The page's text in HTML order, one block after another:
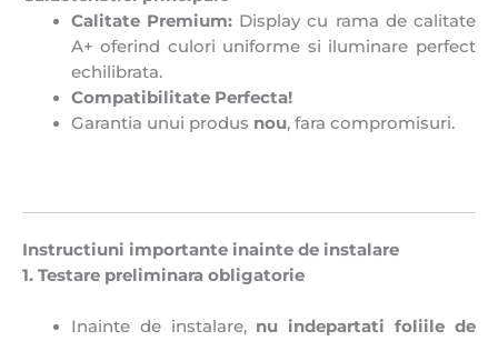
Calitate Premium:Display cu rama de calitate
A+ oferind culori uniforme si iluminare perfect
echilibrata.
Compatibilitate Perfecta!
Garantia unui produs nou, fara compromisuri.
Instructiuni importante inainte de instalare
1. Testare preliminara obligatorie
Inainte de instalare, nu indepartati foliile de